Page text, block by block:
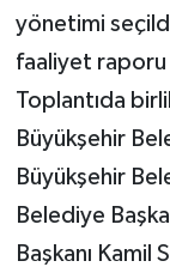
yönetimi
faaliyet raporu
Toplantıda
Büyükşehir
Büyükşehir
Belediye
Başkanı